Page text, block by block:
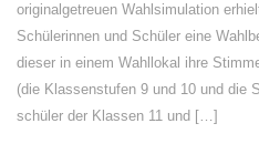
originalgetreuen Wahlsimulation
Schülerinnen und Schüler eine
dieser in einem Wahllokal ihre
(die Klassenstufen 9 und 10 und die
schüler der Klassen 11 und […]